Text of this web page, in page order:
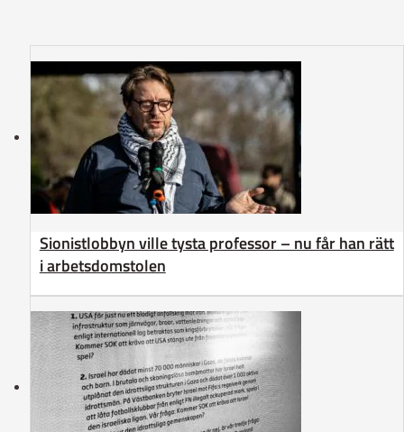
Sionistlobbyn ville tysta professor – nu får han rätt
i arbetsdomstolen